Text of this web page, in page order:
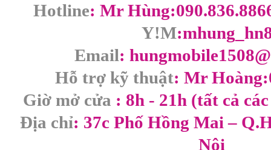
Hotline: Mr
Y!M
Email:
Hỗ trợ kỹ thuật: Mr
Giờ mở cửa : 8h - 21h (tất cả
Địa chỉ: 37c Phố Hồng Mai –
Nội